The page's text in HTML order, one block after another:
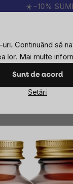
Continuând să
lor. Mai multe
Sunt de acord
Setări
☀️−10%
Căutare
BărbațiCopii
Compoziție